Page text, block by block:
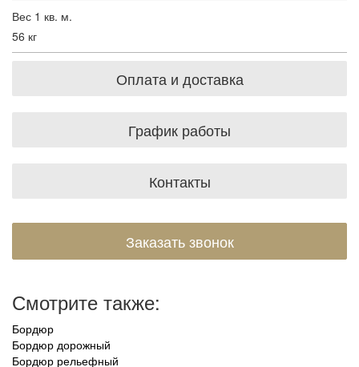
Вес 1 кв. м.
56 кг
Оплата и доставка
График работы
Контакты
Заказать звонок
Смотрите также:
Бордюр
Бордюр дорожный
Бордюр рельефный